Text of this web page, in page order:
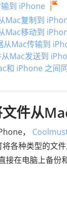
到 iPhone
Mac复制到
Mac移动到
从Mac传输到
Mac发送到
和 iPhone 之间
件从
，
各种类型的文
在电脑上备份